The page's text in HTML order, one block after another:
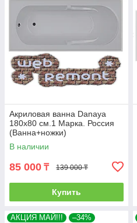
Акриловая ванна Danaya
180x80 см.1 Марка. Россия
(Ванна+ножки)
В наличии
85 000 ₸ 139 000 ₸
Купить
АКЦИЯ МАЙ!!! –34%